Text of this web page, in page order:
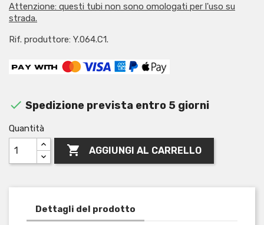
Attenzione: questi tubi non sono omologati per l'uso su
strada.
Rif. produttore: Y.064.C1.
 Spedizione prevista entro 5 giorni
Quantità
 AGGIUNGI AL CARRELLO
Dettagli del prodotto